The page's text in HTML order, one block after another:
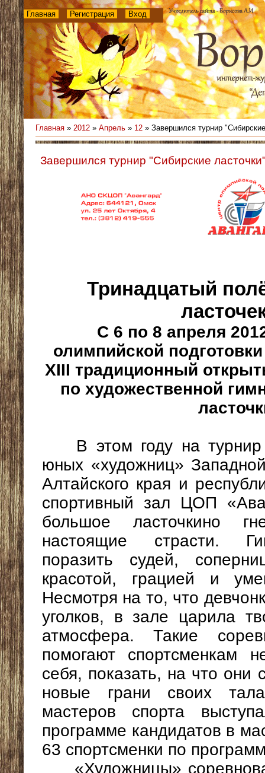
Главная Регистрация Вход
Главная » 2012 » Апрель » 12 » Завершился турнир
Завершился турнир "Сибирские
Тринадцатый
С 6 по 8 апреля
олимпийской
XIII традиционный
по художественной
В этом году на турнир
юных «художниц»
Алтайского края и
спортивный зал ЦОП
большое ласточкино
настоящие страсти.
поразить судей,
красотой, грацией и
Несмотря на то, что
уголков, в зале царила
атмосфера. Такие
помогают спортсменкам
себя, показать, на что они
новые грани своих
мастеров спорта
программе кандидатов в
63 спортсменки по
«Художницы»